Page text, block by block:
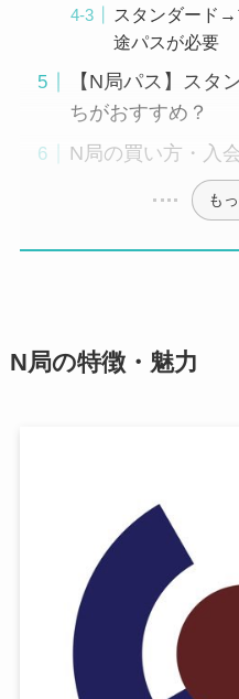
スタンダード→
途パスが必要
【N局パス】スタ
ちがおすすめ？
N局の買い方・入
も
N局の特徴・魅力